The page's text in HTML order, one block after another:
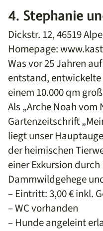
4. Stephanie
Dickstr. 12, 46519
Homepage:
Was vor 25 Jahren
entstand, entwickelte
einem 10.000 qm
Als „Arche Noah
Gartenzeitschrift
liegt unser
der heimischen
einer Exkursion
Dammwildgehege
– Eintritt: 3,00 € inkl.
– WC vorhanden
– Hunde angeleint